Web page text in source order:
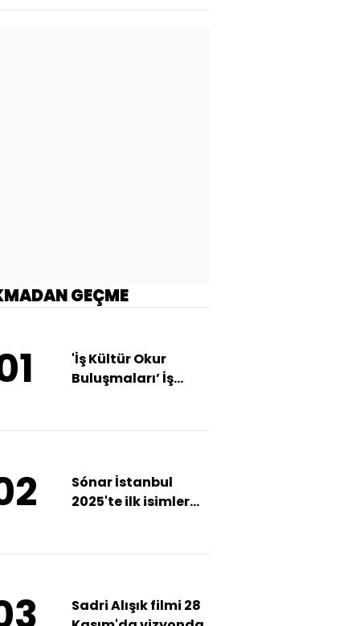
GEÇME
'İş Kültür Okur
Buluşmaları’ İş
Sónar İstanbul
2025'te ilk isimler
Sadri Alışık filmi 28